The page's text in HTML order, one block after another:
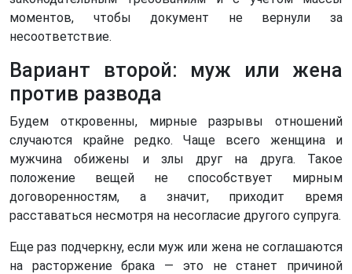
моментов, чтобы документ не вернули за
несоответствие.
Вариант второй: муж или жена
против развода
Будем откровенны, мирные разрывы отношений
случаются крайне редко. Чаще всего женщина и
мужчина обижены и злы друг на друга. Такое
положение вещей не способствует мирным
договоренностям, а значит, приходит время
расставаться несмотря на несогласие другого супруга.
Еще раз подчеркну, если муж или жена не соглашаются
на расторжение брака — это не станет причиной